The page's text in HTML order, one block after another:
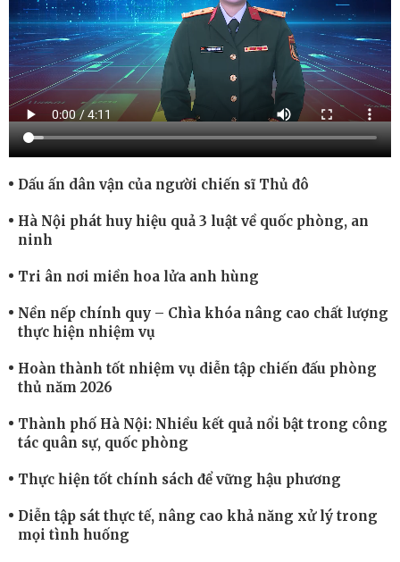
Dấu ấn dân vận của người chiến sĩ Thủ đô
Hà Nội phát huy hiệu quả 3 luật về quốc phòng, an
ninh
Tri ân nơi miền hoa lửa anh hùng
Nền nếp chính quy – Chìa khóa nâng cao chất lượng
thực hiện nhiệm vụ
Hoàn thành tốt nhiệm vụ diễn tập chiến đấu phòng
thủ năm 2026
Thành phố Hà Nội: Nhiều kết quả nổi bật trong công
tác quân sự, quốc phòng
Thực hiện tốt chính sách để vững hậu phương
Diễn tập sát thực tế, nâng cao khả năng xử lý trong
mọi tình huống